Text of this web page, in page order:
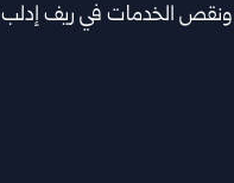
ونقص الخدمات في ريف إدلب